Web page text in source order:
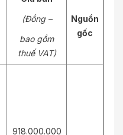
(Đồng –
bao gồm
thuế VAT)
Nguồn
gốc
918.000.000